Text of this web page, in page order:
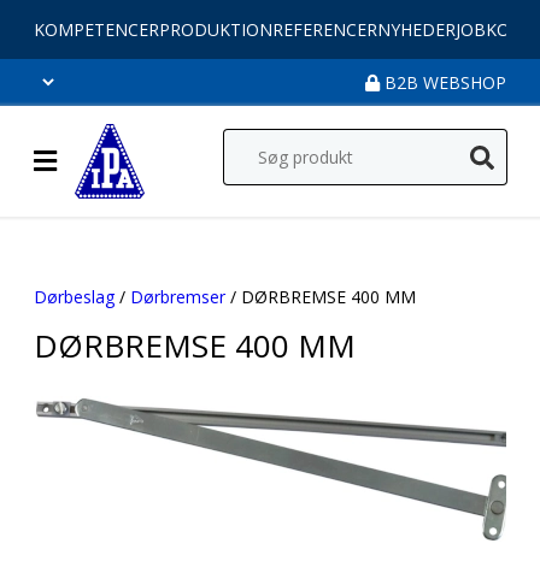
KOMPETENCERPRODUKTIONREFERENCERNYHEDERJOB
B2B WEBSHOP
Dørbeslag/ Dørbremser/ DØRBREMSE 400 MM
DØRBREMSE 400 MM